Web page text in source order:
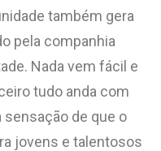
também gera
pela companhia
Nada vem fácil e
tudo anda com
sensação de que o
jovens e talentosos